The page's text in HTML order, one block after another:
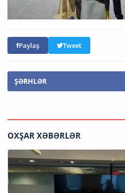
Paylaş Tweet
ŞƏRHLƏR
OXŞAR XƏBƏRLƏR